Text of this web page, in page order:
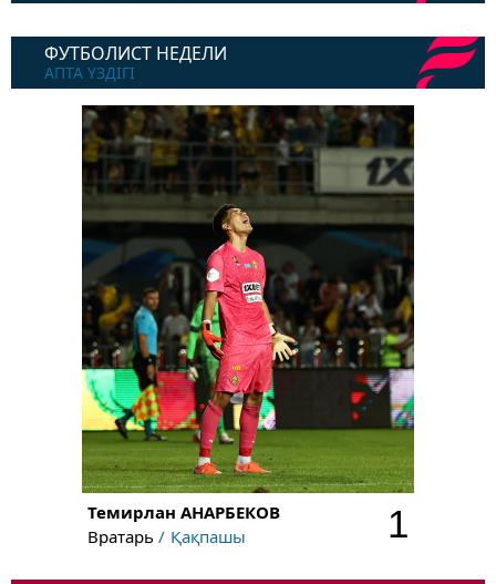
ФУТБОЛИСТ НЕДЕЛИ
АПТА ҮЗДІГІ
Темирлан АНАРБЕКОВ
Вратарь
Қақпашы 1